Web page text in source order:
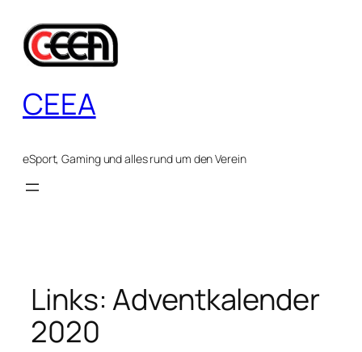
Inhalt
springen
CEEA
eSport, Gaming und alles rund um den Verein
Links: Adventkalender
2020